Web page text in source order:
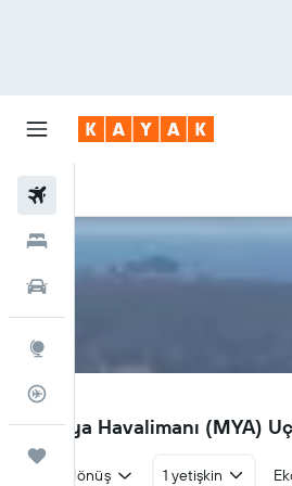
Oteller
MYA
Moruya Havalimanı (MYA)
Gidiş dönüş 1 yetişkin